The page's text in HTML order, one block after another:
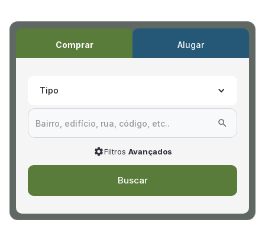
Comprar Alugar
Tipo
Filtros Avançados